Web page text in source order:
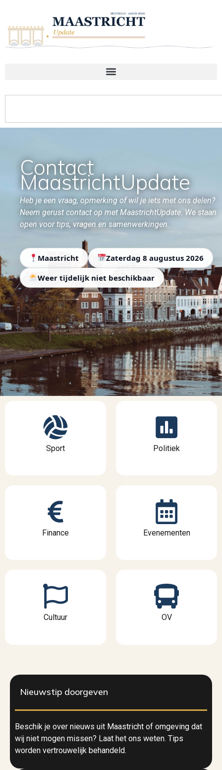
Contact
MaastrichtUpdate
Heb je een vraag, opmerking of wil je iets met ons delen?
Neem gerust contact op met MaastrichtUpdate. We staan
open voor tips, vragen en samenwerkingen.
Maastricht
Zaterdag 8 augustus 2026
Weer tijdelijk niet beschikbaar
Sport Politiek
Finance Evenementen
Cultuur OV
Nieuwstip doorgeven
Beschik je over nieuws uit Maastricht of omgeving dat
wij niet mogen missen? Laat het ons weten. Tips
worden vertrouwelijk behandeld.